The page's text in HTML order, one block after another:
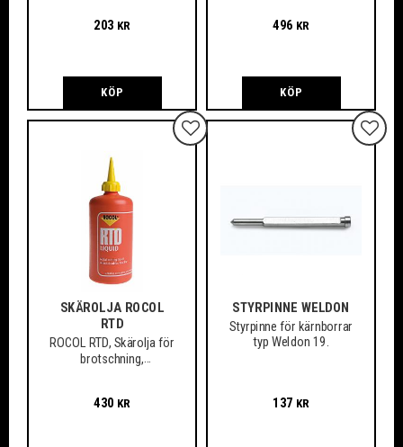
203 KR
KÖP
mest svårbearbetade
496 KR
KÖP
SKÄROLJA ROCOL
RTD
ROCOL RTD, Skärolja för
brotschning,
430 KR
Lägg till i favoriter
STYRPINNE WELDON
Styrpinne för kärnborrar
typ Weldon 19.
137 KR
Lägg